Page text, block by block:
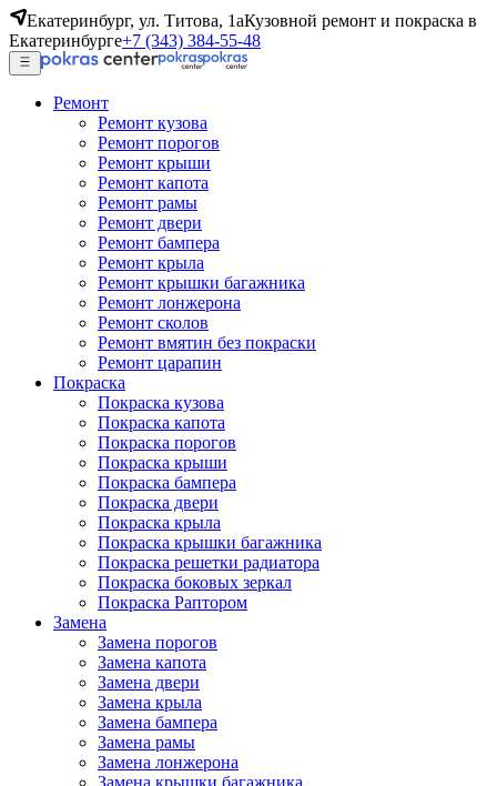
Екатеринбург, ул. Титова, 1аКузовной ремонт и покраска в
Екатеринбурге+7 (343) 384-55-48
Ремонт
Ремонт кузова
Ремонт порогов
Ремонт крыши
Ремонт капота
Ремонт рамы
Ремонт двери
Ремонт бампера
Ремонт крыла
Ремонт крышки багажника
Ремонт лонжерона
Ремонт сколов
Ремонт вмятин без покраски
Ремонт царапин
Покраска
Покраска кузова
Покраска капота
Покраска порогов
Покраска крыши
Покраска бампера
Покраска двери
Покраска крыла
Покраска крышки багажника
Покраска решетки радиатора
Покраска боковых зеркал
Покраска Раптором
Замена
Замена порогов
Замена капота
Замена двери
Замена крыла
Замена бампера
Замена рамы
Замена лонжерона